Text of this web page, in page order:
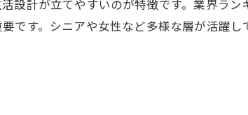
設計が立てやすいのが特徴です。業界ラン
です。シニアや女性など多様な層が活躍し